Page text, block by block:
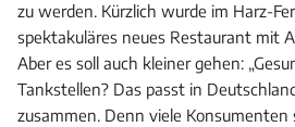
zu werden. Kürzlich wurde im Harz-
spektakuläres neues Restaurant mit
Aber es soll auch kleiner gehen:
Tankstellen? Das passt in
zusammen. Denn viele